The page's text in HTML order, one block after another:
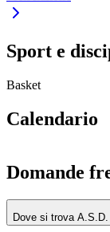
Sport e
Basket
Calendario
Domande
Dove si trova